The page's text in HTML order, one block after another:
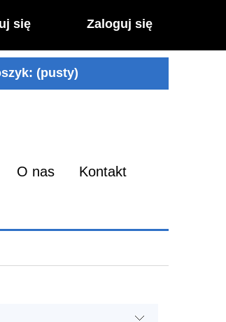
się Zaloguj się
(pusty)
O nas Kontakt